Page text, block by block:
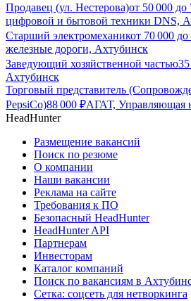
Продавец (ул. Нестерова)от 50 000 до
цифровой и бытовой техники DNS,
Старший электромеханикот 70 000 до
железные дороги, Ахтубинск
Заведующий хозяйственной частью
Ахтубинск
Торговый представитель
PepsiCo)88 000 ₽АГАТ, Управляющая
HeadHunter
Размещение вакансий
Поиск по резюме
О компании
Наши вакансии
Реклама на сайте
Требования к ПО
Безопасный HeadHunter
HeadHunter API
Партнерам
Инвесторам
Каталог компаний
Поиск по вакансиям в
Сетка: соцсеть для нетворкинга